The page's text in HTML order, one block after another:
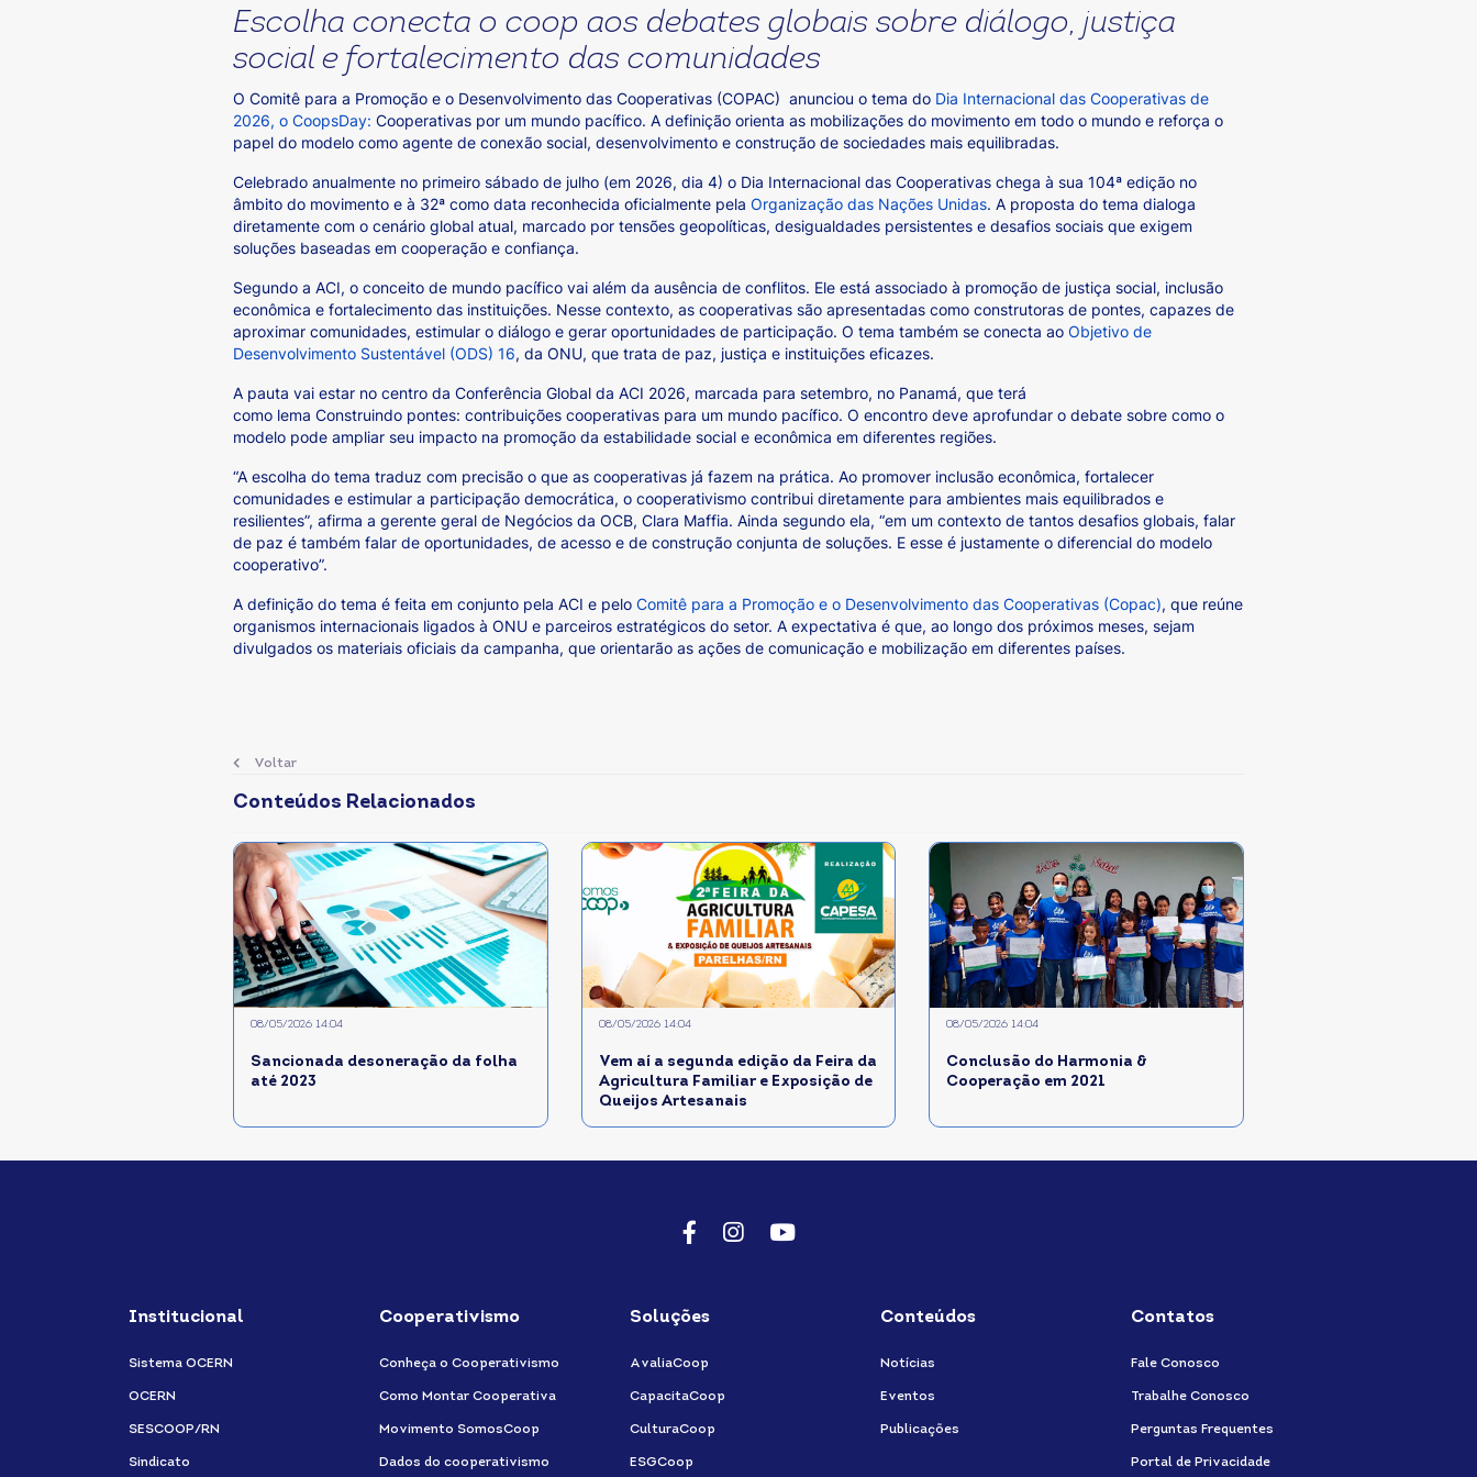
Escolha conecta o coop aos debates globais sobre diálogo, justiça
social e fortalecimento das comunidades
O Comitê para a Promoção e o Desenvolvimento das Cooperativas (COPAC) anunciou o tema do Dia Internacional das Cooperativas de
2026, o CoopsDay: Cooperativas por um mundo pacífico. A definição orienta as mobilizações do movimento em todo o mundo e reforça o
papel do modelo como agente de conexão social, desenvolvimento e construção de sociedades mais equilibradas.
Celebrado anualmente no primeiro sábado de julho (em 2026, dia 4) o Dia Internacional das Cooperativas chega à sua 104ª edição no
âmbito do movimento e à 32ª como data reconhecida oficialmente pela Organização das Nações Unidas. A proposta do tema dialoga
diretamente com o cenário global atual, marcado por tensões geopolíticas, desigualdades persistentes e desafios sociais que exigem
soluções baseadas em cooperação e confiança.
Segundo a ACI, o conceito de mundo pacífico vai além da ausência de conflitos. Ele está associado à promoção de justiça social, inclusão
econômica e fortalecimento das instituições. Nesse contexto, as cooperativas são apresentadas como construtoras de pontes, capazes de
aproximar comunidades, estimular o diálogo e gerar oportunidades de participação. O tema também se conecta ao Objetivo de
Desenvolvimento Sustentável (ODS) 16, da ONU, que trata de paz, justiça e instituições eficazes.
A pauta vai estar no centro da Conferência Global da ACI 2026, marcada para setembro, no Panamá, que terá
como lema Construindo pontes: contribuições cooperativas para um mundo pacífico. O encontro deve aprofundar o debate sobre como o
modelo pode ampliar seu impacto na promoção da estabilidade social e econômica em diferentes regiões.
“A escolha do tema traduz com precisão o que as cooperativas já fazem na prática. Ao promover inclusão econômica, fortalecer
comunidades e estimular a participação democrática, o cooperativismo contribui diretamente para ambientes mais equilibrados e
resilientes”, afirma a gerente geral de Negócios da OCB, Clara Maffia. Ainda segundo ela, “em um contexto de tantos desafios globais, falar
de paz é também falar de oportunidades, de acesso e de construção conjunta de soluções. E esse é justamente o diferencial do modelo
cooperativo”.
A definição do tema é feita em conjunto pela ACI e pelo Comitê para a Promoção e o Desenvolvimento das Cooperativas (Copac), que reúne
organismos internacionais ligados à ONU e parceiros estratégicos do setor. A expectativa é que, ao longo dos próximos meses, sejam
divulgados os materiais oficiais da campanha, que orientarão as ações de comunicação e mobilização em diferentes países.
Voltar
Conteúdos Relacionados
Sancionada desoneração da folha
até 2023
08/05/2026 14:04
Vem aí a segunda edição da Feira da
Agricultura Familiar e Exposição de
Queijos Artesanais
08/05/2026 14:04
Conclusão do Harmonia &
Cooperação em 2021
08/05/2026 14:04
Facebook
Instagram
Youtube
Institucional
Sistema OCERN
OCERN
SESCOOP/RN
Sindicato
Cooperativismo
Conheça o Cooperativismo
Como Montar Cooperativa
Movimento SomosCoop
Dados do cooperativismo
Soluções
AvaliaCoop
CapacitaCoop
CulturaCoop
ESGCoop
Conteúdos
Notícias
Eventos
Publicações
Contatos
Fale Conosco
Trabalhe Conosco
Perguntas Frequentes
Portal de Privacidade